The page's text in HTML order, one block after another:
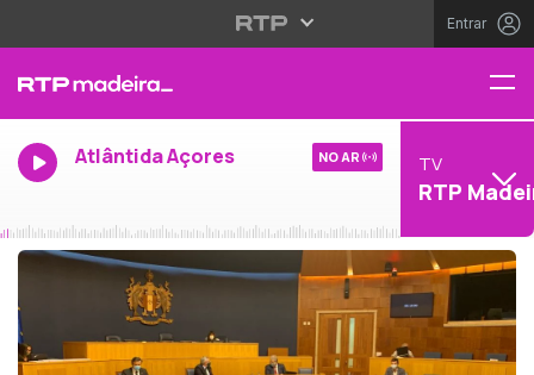
Entrar
Atlântida Açores NO AR TV
RTP